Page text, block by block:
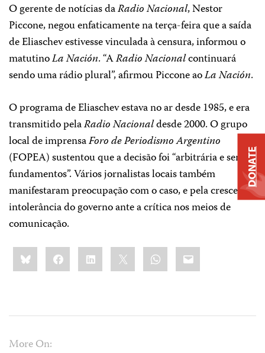
O gerente de notícias daRadio Nacional, Nestor
Piccone, negou enfaticamente na terça-feira que a saída
de Eliaschev estivesse vinculada à censura, informou o
matutinoLa Nación. “ARadio Nacionalcontinuará
sendo uma rádio plural”, afirmou Piccone aoLa Nación.
O programa de Eliaschev estava no ar desde 1985, e era
transmitido pelaRadio Nacionaldesde 2000. O grupo
local de imprensaForo de Periodismo Argentino
(FOPEA) sustentou que a decisão foi “arbitrária e sem
fundamentos”. Vários jornalistas locais também
manifestaram preocupação com o caso, e pela crescente
intolerância do governo ante a crítica nos meios de
comunicação.
Share
this:BlueskyFacebookLinkedIn WhatsApp
Email
More On:
DONATE